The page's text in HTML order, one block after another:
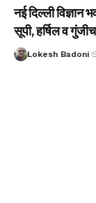
नई दिल्ली
सूपी, हर्षिल व
Lokesh Badoni